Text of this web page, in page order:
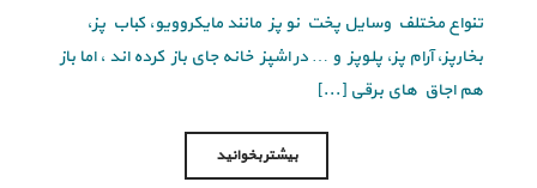
تنواع مختلف وسایل پخت نو پز مانند مایکروویو، کباب پز،
بخارپز، آرام پز، پلوپز و … در اشپز خانه جای باز کرده اند ، اما باز
هم اجاق های برقی [...]
بیشتر بخوانید